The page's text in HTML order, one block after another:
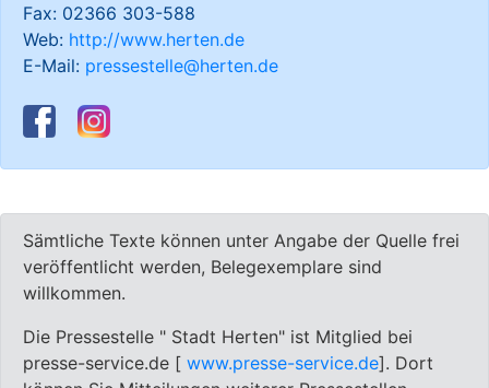
Fax: 02366 303-588
Web: http://www.herten.de
E-Mail: pressestelle@herten.de
Sämtliche Texte können unter Angabe der Quelle frei
veröffentlicht werden, Belegexemplare sind
willkommen.
Die Pressestelle " Stadt Herten" ist Mitglied bei
presse-service.de [ www.presse-service.de]. Dort